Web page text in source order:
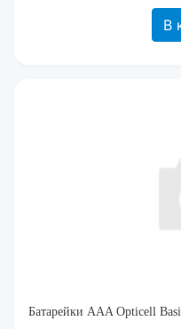
В
Батарейки AAA Opticell